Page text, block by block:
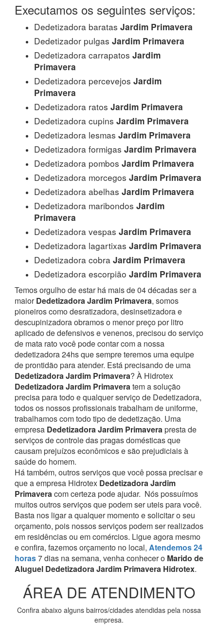
Executamos os seguintes serviços:
Dedetizadora baratas Jardim Primavera
Dedetizador pulgas Jardim Primavera
Dedetizadora carrapatos Jardim
Primavera
Dedetizadora percevejos Jardim
Primavera
Dedetizadora ratos Jardim Primavera
Dedetizadora cupins Jardim Primavera
Dedetizadora lesmas Jardim Primavera
Dedetizadora formigas Jardim Primavera
Dedetizadora pombos Jardim Primavera
Dedetizadora morcegos Jardim Primavera
Dedetizadora abelhas Jardim Primavera
Dedetizadora maribondos Jardim
Primavera
Dedetizadora vespas Jardim Primavera
Dedetizadora lagartixas Jardim Primavera
Dedetizadora cobra Jardim Primavera
Dedetizadora escorpião Jardim Primavera
Temos orgulho de estar há mais de 04 décadas ser a
maiorDedetizadora Jardim Primavera, somos
pioneiros como desratizadora, desinsetizadora e
descupinizadora obramos o menor preço por litro
aplicado de defensivos e venenos, precisou do serviço
de mata rato você pode contar com a nossa
dedetizadora 24hs que sempre teremos uma equipe
de prontidão para atender. Está precisando de uma
Dedetizadora Jardim Primavera? À Hidrotex
Dedetizadora Jardim Primaveratem a solução
precisa para todo e qualquer serviço de Dedetizadora,
todos os nossos profissionais trabalham de uniforme,
trabalhamos com todo tipo de dedetização. Uma
empresa Dedetizadora Jardim Primaverapresta de
serviços de controle das pragas domésticas que
causam prejuízos econômicos e são prejudiciais à
saúde do homem.
Há também, outros serviços que você possa precisar e
que a empresa Hidrotex Dedetizadora Jardim
Primaveracom certeza pode ajudar. Nós possuímos
muitos outros serviços que podem ser uteis para você.
Basta nos ligar a qualquer momento e solicitar o seu
orçamento, pois nossos serviços podem ser realizados
em residências ou em comércios. Ligue agora mesmo
e confira, fazemos orçamento no local, Atendemos 24
horas7 dias na semana, venha conhecer o Marido de
Aluguel Dedetizadora Jardim Primavera Hidrotex.
ÁREA DE ATENDIMENTO
Confira abaixo alguns bairros/cidades atendidas pela nossa
empresa.